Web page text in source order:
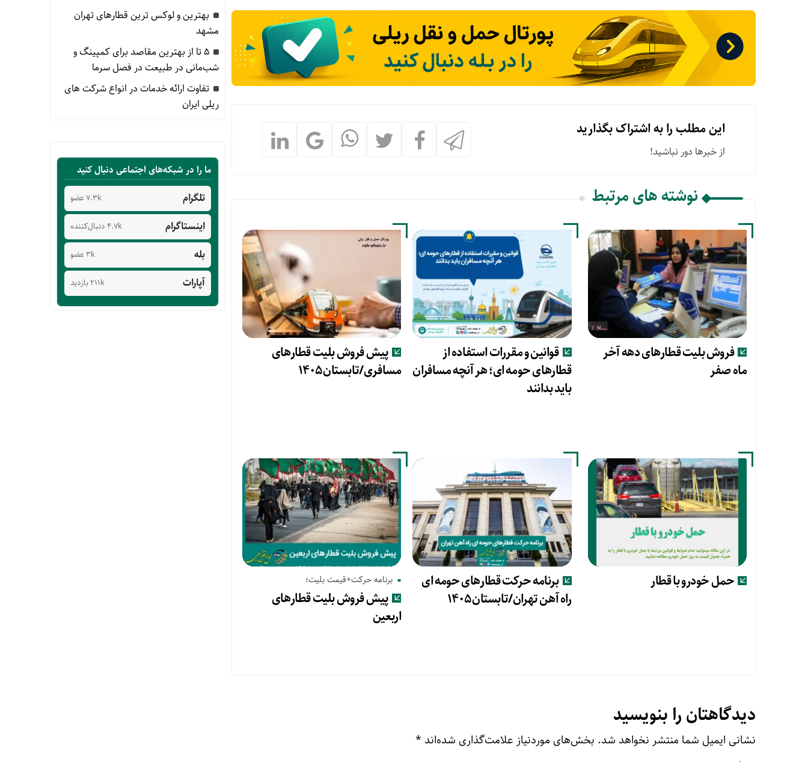
این مطلب را به اشتراک بگذارید
از خبرها دور نباشید!
نوشته های مرتبط
فروش بلیت قطارهای دهه آخر
ماه صفر
قوانین و مقررات استفاده از
قطارهای حومه ای؛ هر آنچه مسافران
باید بدانند
پیش فروش بلیت قطارهای
مسافری/تابستان۱۴۰۵
حمل خودرو با قطار
برنامه حرکت قطارهای حومه ای
راه آهن تهران/تابستان۱۴۰۵
برنامه حرکت+قیمت بلیت؛
پیش‌ فروش بلیت قطارهای
اربعین
دیدگاهتان را بنویسید
نشانی ایمیل شما منتشر نخواهد شد. بخش‌های موردنیاز علامت‌گذاری شده‌اند *
بهترین و لوکس ترین قطارهای تهران
مشهد
۵ تا از بهترین مقاصد برای کمپینگ و
شب‌مانی در طبیعت در فصل سرما
تفاوت ارائه خدمات در انواع شرکت های
ریلی ایران
ما را در شبکه‌های اجتماعی دنبال کنید
تلگرام 7.3k عضو
اینستاگرام 4.7k دنبال‌کننده
بله 3k عضو
آپارات 211k بازدید